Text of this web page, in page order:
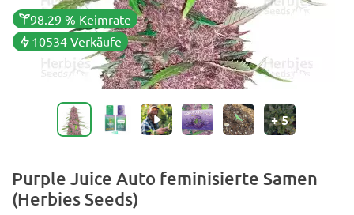
98.29 % Keimrate
10534 Verkäufe
+5
Purple Juice Auto feminisierte Samen
(Herbies Seeds)